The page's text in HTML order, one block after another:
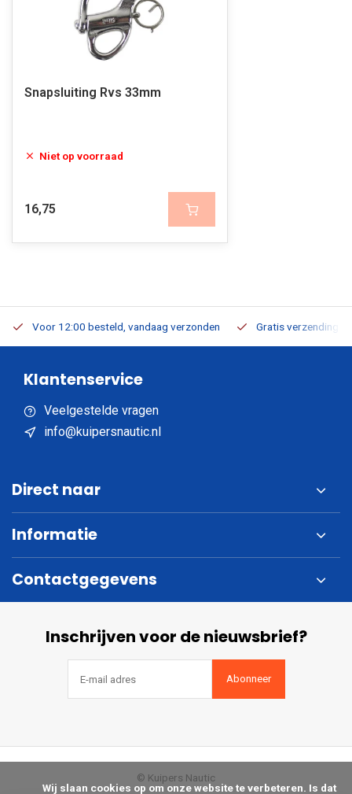
Snapsluiting Rvs 33mm
Niet op voorraad
16,75
Voor 12:00 besteld, vandaag verzonden Gratis verzending
Klantenservice
Veelgestelde vragen
info@kuipersnautic.nl
Direct naar
Informatie
Contactgegevens
Inschrijven voor de nieuwsbrief?
Abonneer
© Kuipers Nautic